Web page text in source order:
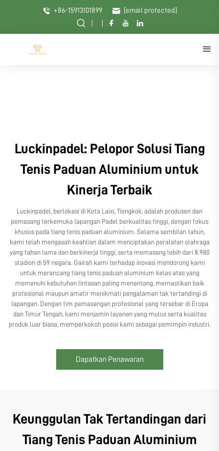
+86-15913101899 [email protected]
Luckinpadel: Pelopor Solusi Tiang
Tenis Paduan Aluminium untuk
Kinerja Terbaik
Luckinpadel, berlokasi di Kota Laixi, Tiongkok, adalah produsen dan
pemasang terkemuka lapangan Padel berkualitas tinggi, dengan fokus
khusus pada tiang tenis paduan aluminium. Selama sembilan tahun,
kami telah mengasah keahlian dalam menciptakan peralatan olahraga
yang tahan lama dan berkinerja tinggi, serta memasang lebih dari 8.980
stadion di 59 negara. Gairah kami terhadap inovasi mendorong kami
untuk merancang tiang tenis paduan aluminium kelas atas yang
memenuhi kebutuhan lintasan paling menantang, memastikan baik
profesional maupun amatir menikmati pengalaman tak tertandingi di
lapangan. Dengan tim pemasangan profesional yang tersebar di Eropa
dan Timur Tengah, kami menjamin layanan yang mulus serta kualitas
produk luar biasa, memperkokoh posisi kami sebagai pemimpin industri.
Dapatkan Penawaran
Keunggulan Tak Tertandingan dari
Tiang Tenis Paduan Aluminium